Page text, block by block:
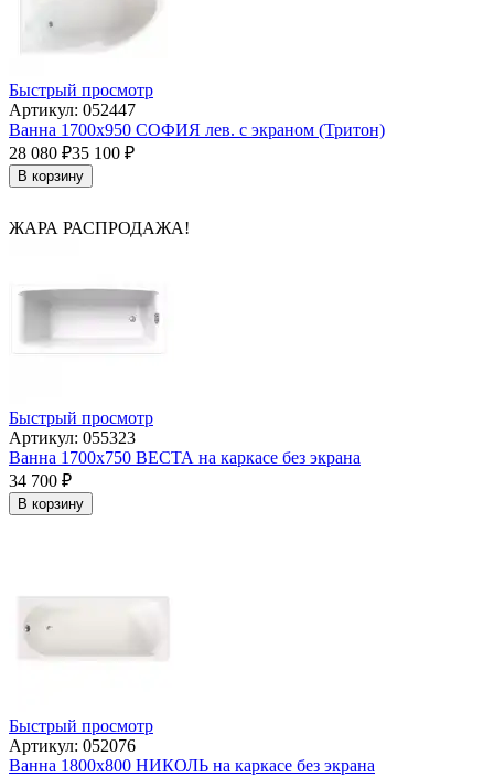
Быстрый просмотр
Артикул: 052447
Ванна 1700х950 СОФИЯ лев. с экраном (Тритон)
28 080 ₽35 100 ₽
В корзину
ЖАРА РАСПРОДАЖА!
Быстрый просмотр
Артикул: 055323
Ванна 1700x750 ВЕСТА на каркасе без экрана
34 700 ₽
В корзину
Быстрый просмотр
Артикул: 052076
Ванна 1800x800 НИКОЛЬ на каркасе без экрана